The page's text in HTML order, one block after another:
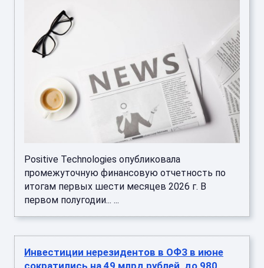
Positive Technologies опубликовала
промежуточную финансовую отчетность по
итогам первых шести месяцев 2026 г. В
первом полугодии... ...
Инвестиции нерезидентов в ОФЗ в июне